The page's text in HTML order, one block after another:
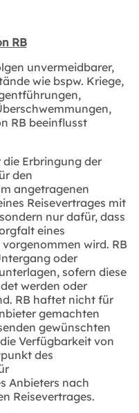
RB
unvermeidbarer,
wie bspw. Kriege,
RB beeinflusst
Erbringung der
den
angetragenen
Reisevertrages mit
nur dafür, dass
eines
wird. RB
oder
sofern diese
werden oder
RB haftet nicht für
gemachten
gewünschten
Verfügbarkeit von
des
Anbieters nach
Reisevertrages.